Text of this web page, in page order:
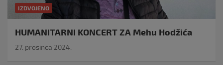
IZDVOJENO
HUMANITARNI KONCERT ZA Mehu Hodžića
27. prosinca 2024.